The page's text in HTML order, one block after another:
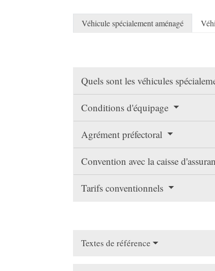
Véhicule spécialement aménagé
Quels sont les véhicules
Conditions d'équipage
Agrément préfectoral
Convention avec la caisse
Tarifs conventionnels
Textes de référence